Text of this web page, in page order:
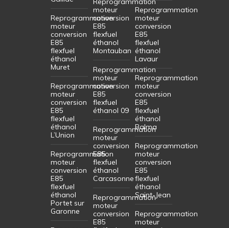
Reprogrammation
moteur
conversion
E85
flexfuel
éthanol
Muret
Reprogrammation
moteur
conversion
E85
flexfuel
éthanol
L’Union
Reprogrammation
moteur
conversion
E85
flexfuel
éthanol
Portet sur
Garonne
moteur
conversion
E85
flexfuel
éthanol
Montauban
Reprogrammation
moteur
conversion
E85
flexfuel
éthanol 09
Reprogrammation
moteur
conversion
E85
flexfuel
éthanol
Carcasonne
Reprogrammation
moteur
conversion
E85
Reprogrammation
moteur
conversion
E85
flexfuel
éthanol
Lavaur
Reprogrammation
moteur
conversion
E85
flexfuel
éthanol
Balma
Reprogrammation
moteur
conversion
E85
flexfuel
éthanol
Saint-Jean
Reprogrammation
moteur